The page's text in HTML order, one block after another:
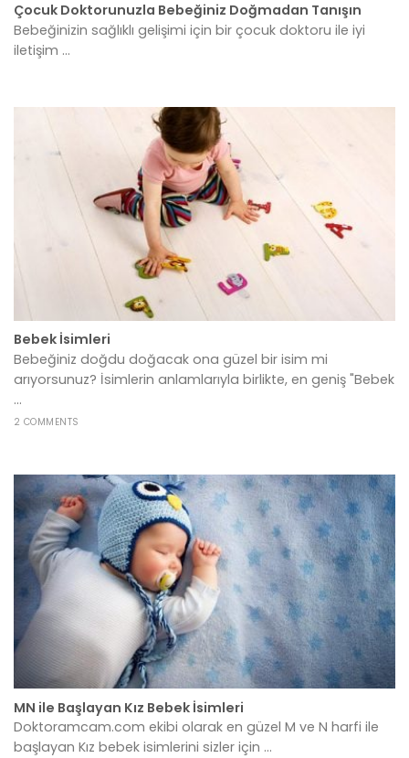
Çocuk Doktorunuzla Bebeğiniz Doğmadan Tanışın
Bebeğinizin sağlıklı gelişimi için bir çocuk doktoru ile iyi
iletişim ...
Bebek İsimleri
Bebeğiniz doğdu doğacak ona güzel bir isim mi
arıyorsunuz? İsimlerin anlamlarıyla birlikte, en geniş "Bebek
...
2 COMMENTS
MN ile Başlayan Kız Bebek İsimleri
Doktoramcam.com ekibi olarak en güzel M ve N harfi ile
başlayan Kız bebek isimlerini sizler için ...